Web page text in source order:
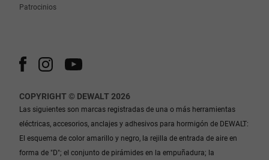
Patrocinios
COPYRIGHT © DEWALT 2026
Las siguientes son marcas registradas de una o más herramientas
eléctricas, accesorios, anclajes y adhesivos para hormigón de DEWALT:
El esquema de color amarillo y negro, la rejilla de entrada de aire en
forma de "D"; el conjunto de pirámides en la empuñadura; la